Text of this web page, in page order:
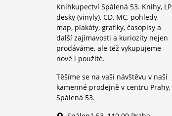
Knihkupectví Spálená 53. Knihy, LP
desky (vinyly), CD, MC, pohledy,
map, plakáty, grafiky, časopisy a
další zajímavosti a kuriozity nejen
prodáváme, ale též vykupujeme
nové i použité.
Těšíme se na vaši návštěvu v naší
kamenné prodejně v centru Prahy,
Spálená 53.